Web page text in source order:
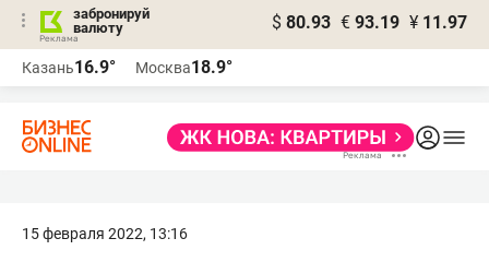
забронируй
валюту
$ 80.93 € 93.19 ¥ 11.97
Казань16.9° Москва18.9°
15 февраля 2022, 13:16